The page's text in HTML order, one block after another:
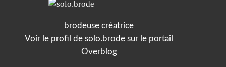
brodeuse créatrice
Voir le profil de solo.brode sur le portail
Overblog